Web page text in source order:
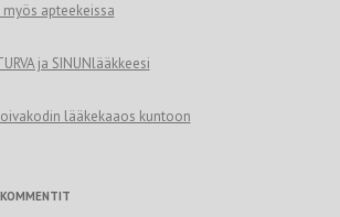
apteekeissa
ja SINUNlääkkeesi
lääkekaaos kuntoon